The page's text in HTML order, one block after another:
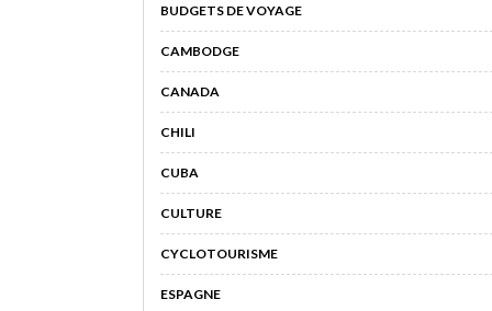
BUDGETS DE VOYAGE
CAMBODGE
CANADA
CHILI
CUBA
CULTURE
CYCLOTOURISME
ESPAGNE